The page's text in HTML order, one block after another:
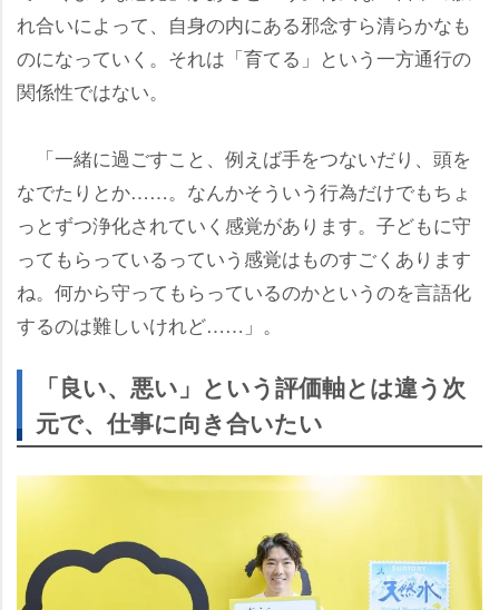
れ合いによって、自身の内にある邪念すら清らかなも
のになっていく。それは「育てる」という一方通行の
関係性ではない。
「一緒に過ごすこと、例えば手をつないだり、頭を
なでたりとか……。なんかそういう行為だけでもちょ
っとずつ浄化されていく感覚があります。子どもに守
ってもらっているっていう感覚はものすごくあります
ね。何から守ってもらっているのかというのを言語化
するのは難しいけれど……」。
「良い、悪い」という評価軸とは違う次
元で、仕事に向き合いたい